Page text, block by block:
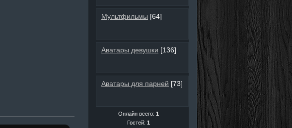
Мультфильмы [64]
Аватары девушки [136]
Аватары для парней [73]
Онлайн всего: 1
Гостей: 1